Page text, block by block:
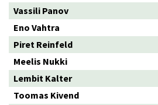
Vassili Panov
Eno Vahtra
Piret Reinfeld
Meelis Nukki
Lembit Kalter
Toomas Kivend